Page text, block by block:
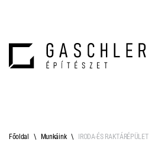
Főoldal Munkáink IRODA-ÉS RAKTÁRÉPÜLET